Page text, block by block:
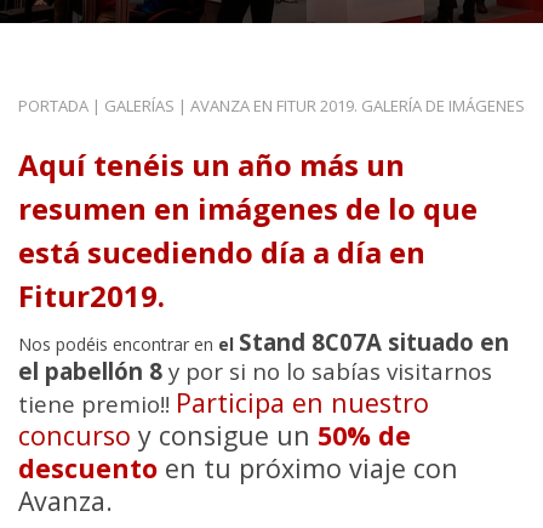
PORTADA | GALERÍAS | AVANZA EN FITUR 2019. GALERÍA DE IMÁGENES
Aquí tenéis un año más un
resumen en imágenes de lo que
está sucediendo día a día en
Fitur2019.
Nos podéis encontrar en el Stand 8C07A situado en
el pabellón 8 y por si no lo sabías visitarnos
tiene premio!! Participa en nuestro
concurso y consigue un 50% de
descuento en tu próximo viaje con
Avanza.